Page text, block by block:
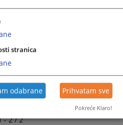
shortcuts
dates.
- 2 / 2
stranica
odabrane Prihvatam sve
Pokreće Klaro!